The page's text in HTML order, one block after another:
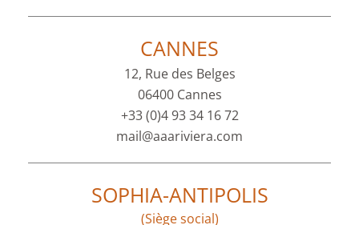
CANNES
12, Rue des Belges
06400 Cannes
+33 (0)4 93 34 16 72
mail@aaariviera.com
SOPHIA-ANTIPOLIS
(Siège social)